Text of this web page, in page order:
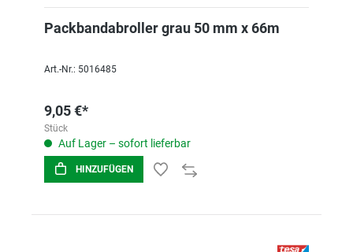
Packbandabroller grau 50 mm x 66m
Art.-Nr.: 5016485
9,05 €*
Stück
Auf Lager – sofort lieferbar
HINZUFÜGEN